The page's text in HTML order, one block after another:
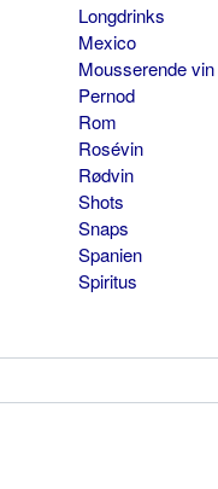
Longdrinks
Mexico
Mousserende vin
Pernod
Rom
Rosévin
Rødvin
Shots
Snaps
Spanien
Spiritus